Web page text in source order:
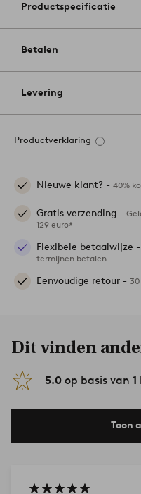
Productspecificatie
Betalen
Levering
Productverklaring
Nieuwe klant? - 40%
Gratis verzending -
129 euro*
Flexibele betaalwijze -
termijnen betalen
Eenvoudige retour -
Dit vinden
5.0 op basis van 1
Toon